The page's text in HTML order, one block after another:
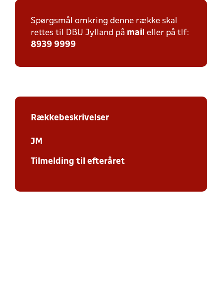
Spørgsmål omkring denne række skal
rettes til DBU Jylland på mail eller på tlf:
8939 9999
Rækkebeskrivelser
JM
Tilmelding til efteråret